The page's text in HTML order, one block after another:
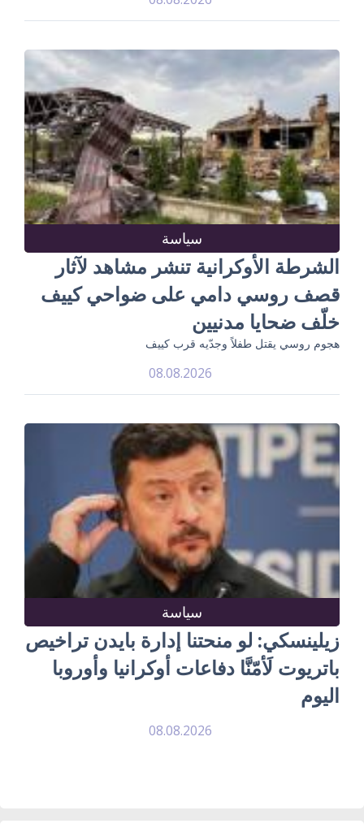
سياسة
الشرطة الأوكرانية تنشر مشاهد لآثار
قصف روسي دامي على ضواحي كييف
خلّف ضحايا مدنيين
هجوم روسي يقتل طفلاً وجدّيه قرب كييف
08.08.2026
سياسة
زيلينسكي: لو منحتنا إدارة بايدن تراخيص
باتريوت لَأمّنَّا دفاعات أوكرانيا وأوروبا
اليوم
08.08.2026